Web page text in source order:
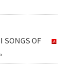
SONGS OF